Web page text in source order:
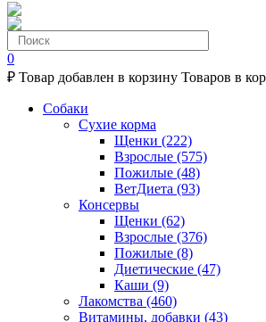
0
₽ Товар добавлен в корзину Товаров в
Собаки
Сухие корма
Щенки (222)
Взрослые (575)
Пожилые (48)
ВетДиета (93)
Консервы
Щенки (62)
Взрослые (376)
Пожилые (8)
Диетические (47)
Каши (9)
Лакомства (460)
Витамины, добавки (43)